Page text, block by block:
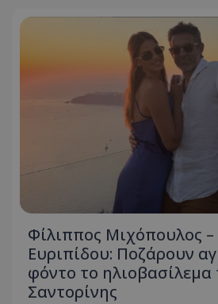
Φίλιππος Μιχόπουλος
Ευριπίδου: Ποζάρουν
φόντο το ηλιοβασίλεμα
Σαντορίνης